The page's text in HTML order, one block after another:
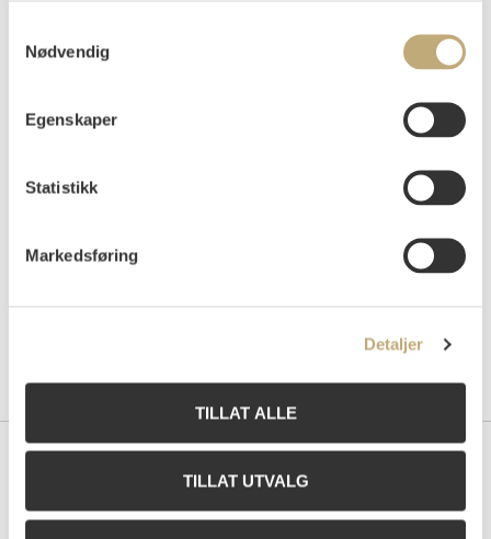
Nødvendig
Egenskaper
Statistikk
Markedsføring
Detaljer
TILLAT ALLE
TILLAT UTVALG
Auksjonert
onsdag 25. november 2020 kl 18:00
Grev Wedels Plass Auksjoner AS